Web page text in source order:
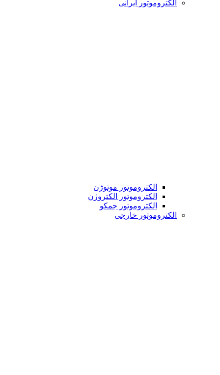
الکتروموتور ایرانی
الکتروموتور موتوژن
الکتروموتور الکتروژن
الکتروموتور جمکو
الکتروموتور خارجی